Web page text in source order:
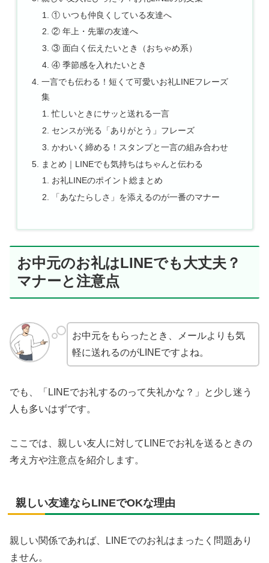
① いつも仲良くしている友達へ
② 年上・先輩の友達へ
③ 面白く伝えたいとき（おちゃめ系）
④ 季節感を入れたいとき
一言でも伝わる！短くて可愛いお礼LINEフレーズ
集
忙しいときにサッと送れる一言
センスが光る「ありがとう」フレーズ
かわいく締める！スタンプと一言の組み合わせ
まとめ｜LINEでも気持ちはちゃんと伝わる
お礼LINEのポイント総まとめ
「あなたらしさ」を添えるのが一番のマナー
お中元のお礼はLINEでも大丈夫？
マナーと注意点
お中元をもらったとき、メールよりも気
軽に送れるのがLINEですよね。
でも、「LINEでお礼するのって失礼かな？」と少し迷う
人も多いはずです。
ここでは、親しい友人に対してLINEでお礼を送るときの
考え方や注意点を紹介します。
親しい友達ならLINEでOKな理由
親しい関係であれば、LINEでのお礼はまったく問題あり
ません。